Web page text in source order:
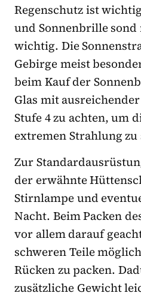
Regenschutz ist
und Sonnenbrille sond
wichtig. Die
Gebirge meist
beim Kauf der
Glas mit
Stufe 4 zu achten, um
extremen Strahlung zu
Zur
der erwähnte
Stirnlampe und
Nacht. Beim Packen
vor allem darauf
schweren Teile
Rücken zu packen.
zusätzliche Gewicht